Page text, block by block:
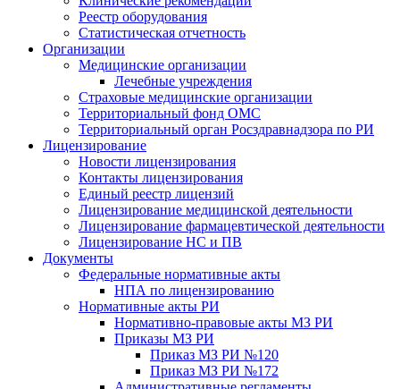
Реестр оборудования
Статистическая отчетность
Организации
Медицинские организации
Лечебные учреждения
Страховые медицинские организации
Территориальный фонд ОМС
Территориальный орган Росздравнадзора по РИ
Лицензирование
Новости лицензирования
Контакты лицензирования
Единый реестр лицензий
Лицензирование медицинской деятельности
Лицензирование фармацевтической деятельности
Лицензирование НС и ПВ
Документы
Федеральные нормативные акты
НПА по лицензированию
Нормативные акты РИ
Нормативно-правовые акты МЗ РИ
Приказы МЗ РИ
Приказ МЗ РИ №120
Приказ МЗ РИ №172